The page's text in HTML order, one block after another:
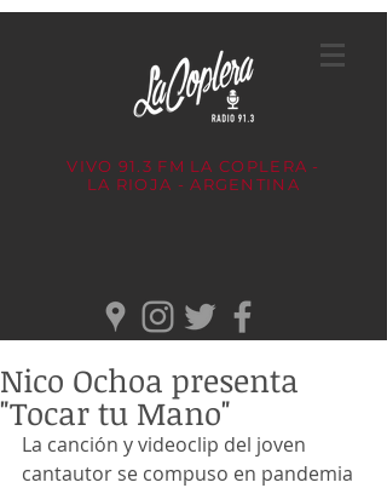
VIVO 91.3 FM LA COPLERA -
LA RIOJA - ARGENTINA
Nico Ochoa presenta
"Tocar tu Mano"
La canción y videoclip del joven
cantautor se compuso en pandemia